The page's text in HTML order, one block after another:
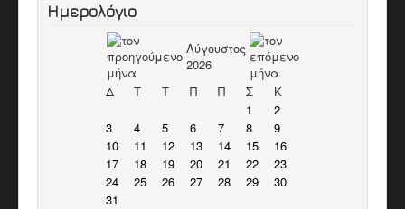
Ημερολόγιο
Αύγουστος
2026
Δ
Τ Τ Π Π Σ
Κ
1
2
3
4 5 6 7 8
9
10
11 12 13 14 15
16
17
18 19 20 21 22
23
24
25 26 27 28 29
30
31